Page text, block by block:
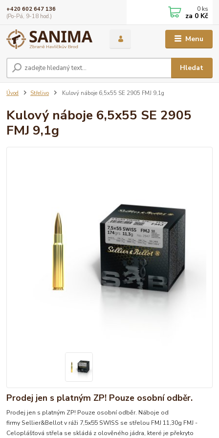
Menu
Hledat
+420 602 647 136
(Po-Pá, 9-18 hod.)
0 ks
za 0 Kč
Úvod Střelivo Kulový náboje 6,5x55 SE 2905 FMJ 9,1g
Kulový náboje 6,5x55 SE 2905
FMJ 9,1g
Prodej jen s platným ZP! Pouze osobní odběr.
Prodej jen s platným ZP! Pouze osobní odběr. Náboje od
firmy Sellier&Bellot v ráži 7,5x55 SWISS se střelou FMJ 11,30g FMJ -
Celoplášťová střela se skládá z olověného jádra, které je překryto